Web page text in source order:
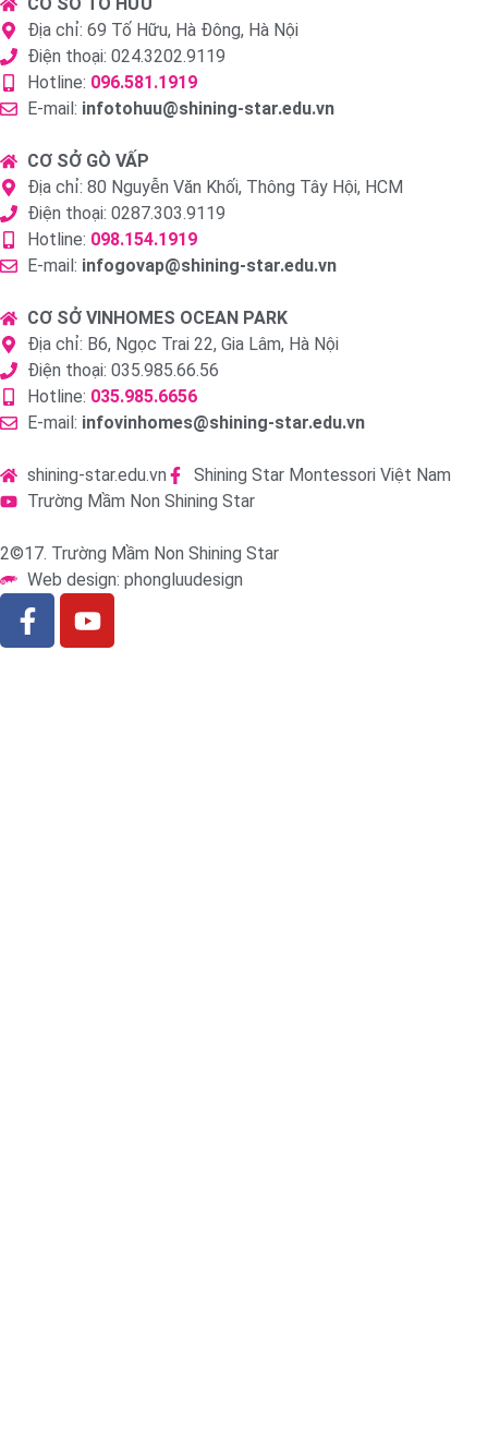
Địa chỉ: 69 Tố Hữu, Hà Đông, Hà Nội
Điện thoại: 024.3202.9119
Hotline: 096.581.1919
E-mail: infotohuu@shining-star.edu.vn
CƠ SỞ GÒ VẤP
Địa chỉ: 80 Nguyễn Văn Khối, Thông Tây Hội, HCM
Điện thoại: 0287.303.9119
Hotline: 098.154.1919
E-mail: infogovap@shining-star.edu.vn
CƠ SỞ VINHOMES OCEAN PARK
Địa chỉ: B6, Ngọc Trai 22, Gia Lâm, Hà Nội
Điện thoại: 035.985.66.56
Hotline: 035.985.6656
E-mail: infovinhomes@shining-star.edu.vn
shining-star.edu.vn
Shining Star Montessori Việt Nam
Trường Mầm Non Shining Star
2©17. Trường Mầm Non Shining Star
Web design: phongluudesign